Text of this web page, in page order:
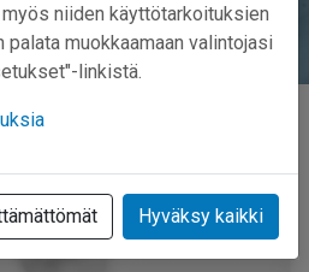
niiden käyttötarkoituksien
palata muokkaamaan valintojasi
linkistä.
Hyväksy kaikki